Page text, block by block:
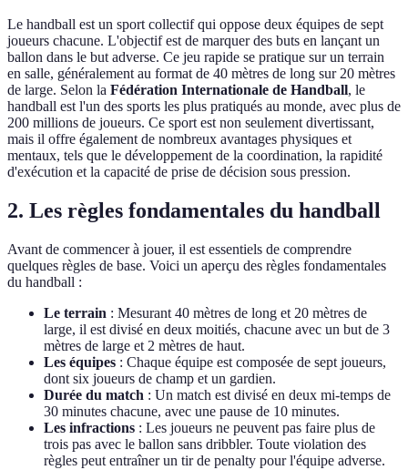
Le handball est un sport collectif qui oppose deux équipes de sept
joueurs chacune. L'objectif est de marquer des buts en lançant un
ballon dans le but adverse. Ce jeu rapide se pratique sur un terrain
en salle, généralement au format de 40 mètres de long sur 20 mètres
de large. Selon la Fédération Internationale de Handball, le
handball est l'un des sports les plus pratiqués au monde, avec plus de
200 millions de joueurs. Ce sport est non seulement divertissant,
mais il offre également de nombreux avantages physiques et
mentaux, tels que le développement de la coordination, la rapidité
d'exécution et la capacité de prise de décision sous pression.
2. Les règles fondamentales du handball
Avant de commencer à jouer, il est essentiels de comprendre
quelques règles de base. Voici un aperçu des règles fondamentales
du handball :
Le terrain : Mesurant 40 mètres de long et 20 mètres de
large, il est divisé en deux moitiés, chacune avec un but de 3
mètres de large et 2 mètres de haut.
Les équipes : Chaque équipe est composée de sept joueurs,
dont six joueurs de champ et un gardien.
Durée du match : Un match est divisé en deux mi-temps de
30 minutes chacune, avec une pause de 10 minutes.
Les infractions : Les joueurs ne peuvent pas faire plus de
trois pas avec le ballon sans dribbler. Toute violation des
règles peut entraîner un tir de penalty pour l'équipe adverse.